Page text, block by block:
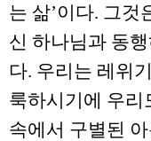
는 삶’이다. 그것
신 하나님과 동
다. 우리는 레위
룩하시기에 우리
속에서 구별된